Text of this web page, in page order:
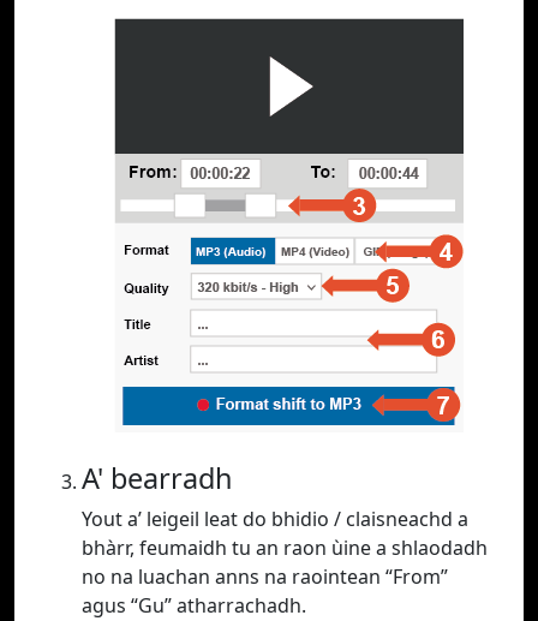
A' bearradh
Yout a’ leigeil leat do bhidio / claisneachd a
bhàrr, feumaidh tu an raon ùine a shlaodadh
no na luachan anns na raointean “From”
agus “Gu” atharrachadh.